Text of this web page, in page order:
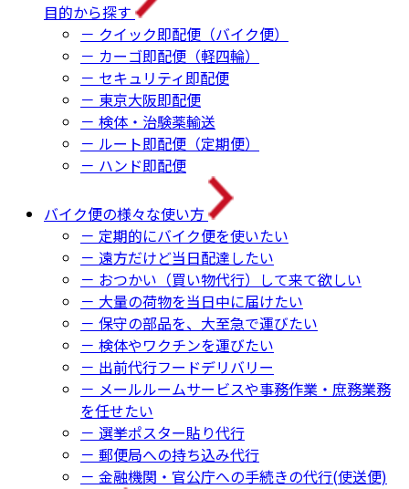
目的から探す
－ クイック即配便（バイク便）
－ カーゴ即配便（軽四輪）
－ セキュリティ即配便
－ 東京大阪即配便
－ 検体・治験薬輸送
－ ルート即配便（定期便）
－ ハンド即配便
バイク便の様々な使い方
－ 定期的にバイク便を使いたい
－ 遠方だけど当日配達したい
－ おつかい（買い物代行）して来て欲しい
－ 大量の荷物を当日中に届けたい
－ 保守の部品を、大至急で運びたい
－ 検体やワクチンを運びたい
－ 出前代行フードデリバリー
－ メールルームサービスや事務作業・庶務業務
を任せたい
－ 選挙ポスター貼り代行
－ 郵便局への持ち込み代行
－ 金融機関・官公庁への手続きの代行(使送便)